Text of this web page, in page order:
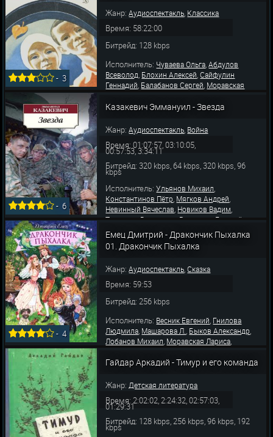
-3
Жанр:Аудиоспектакль, Классика
Время: 58:22:00
Битрейд: 128 kbps
Исполнитель: Чуваева Ольга,Абдулов
Всеволод, Блохин Алексей,Сайфулин
Геннадий, Балабанов Сергей, Моравская
Тамара,Литвинова Наталия,Горюнова Анна
-6
Казакевич Эммануил - Звезда
Жанр:Аудиоспектакль Война
Время: 01:07:57, 03:10:05,
00:57:53, 3:34:11
Битрейд: 320 kbps, 64 kbps, 320 kbps, 96
kbps
Исполнитель:Ульянов Михаил
Константинов Пётр Мягков Андрей
Невинный Вячеслав Новиков Вадим
Талызина Валентина Румянцев Георгий
Лазарев Всеволод ,Бородин Дмитрий
Садовский Михаил,Водяной Александр,
Фролов Геннадий ,Чуваева Ольга
-4
Емец Дмитрий - Дракончик Пыхалка
01. Дракончик Пыхалка
Жанр:Аудиоспектакль,Сказка
Время: 59:53
Битрейд: 256 kbps
Исполнитель: Весник Евгений, Гнилова
Людмила, Машарова Л. , Быков Александр,
Лобанов Михаил, Моравская Лариса,
Гайдар Аркадий - Тимур и его команда
Жанр:Детская литература
Время: 2:02:02, 2:24:32, 02:57:03,
01:29:31
Битрейд: 128 kbps, 256 kbps, 96 kbps, 192
kbps